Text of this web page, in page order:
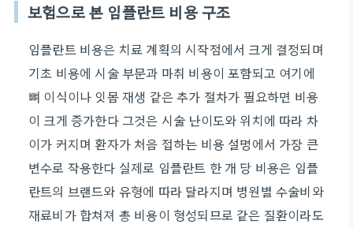
보험으로 본 임플란트 비용 구조
임플란트 비용은 치료 계획의 시작점에서 크게 결정되며
기초 비용에 시술 부문과 마취 비용이 포함되고 여기에
뼈 이식이나 잇몸 재생 같은 추가 절차가 필요하면 비용
이 크게 증가한다 그것은 시술 난이도와 위치에 따라 차
이가 커지며 환자가 처음 접하는 비용 설명에서 가장 큰
변수로 작용한다 실제로 임플란트 한 개 당 비용은 임플
란트의 브랜드와 유형에 따라 달라지며 병원별 수술비와
재료비가 합쳐져 총 비용이 형성되므로 같은 질환이라도